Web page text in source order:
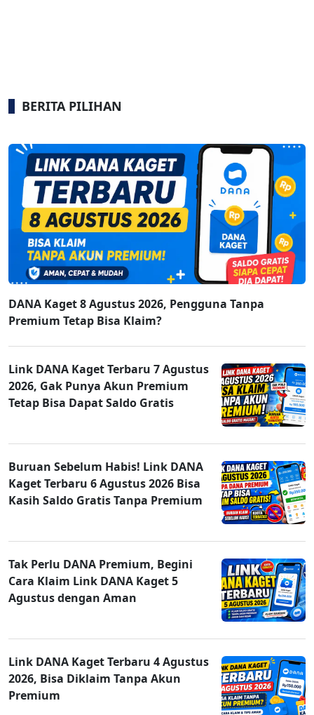
BERITA PILIHAN
DANA Kaget 8 Agustus 2026, Pengguna Tanpa
Premium Tetap Bisa Klaim?
Link DANA Kaget Terbaru 7 Agustus
2026, Gak Punya Akun Premium
Tetap Bisa Dapat Saldo Gratis
Buruan Sebelum Habis! Link DANA
Kaget Terbaru 6 Agustus 2026 Bisa
Kasih Saldo Gratis Tanpa Premium
Tak Perlu DANA Premium, Begini
Cara Klaim Link DANA Kaget 5
Agustus dengan Aman
Link DANA Kaget Terbaru 4 Agustus
2026, Bisa Diklaim Tanpa Akun
Premium